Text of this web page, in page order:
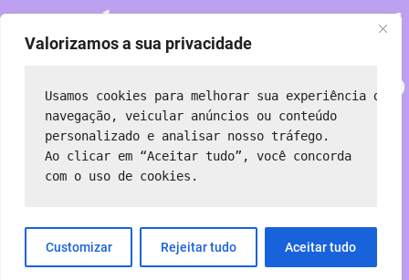
Valorizamos a sua privacidade
Usamos cookies para melhorar sua experiência de
navegação, veicular anúncios ou conteúdo
personalizado e analisar nosso tráfego.
Ao clicar em “Aceitar tudo”, você concorda
com o uso de cookies.
Customizar Rejeitar tudo Aceitar tudo
Perdoe nossa poeira!
Estamos trabalhando
em algo incrível —
volte em breve!